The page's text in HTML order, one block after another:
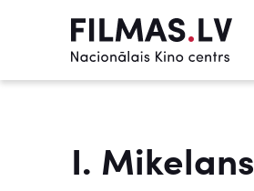
I. Mikelans